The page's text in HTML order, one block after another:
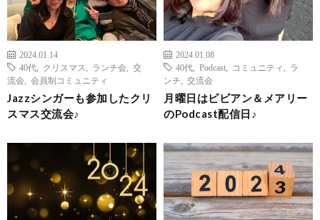
2024.01.14
40代
クリスマス ランチ会
交
流会
会員制コミュニティ
Jazzシンガーも参加したクリ
スマス交流会♪
2024.01.08
40代
Podcast コミュニティ
ラ
ンチ
交流会
月曜日はビビアン＆メアリー
のPodcast配信日♪